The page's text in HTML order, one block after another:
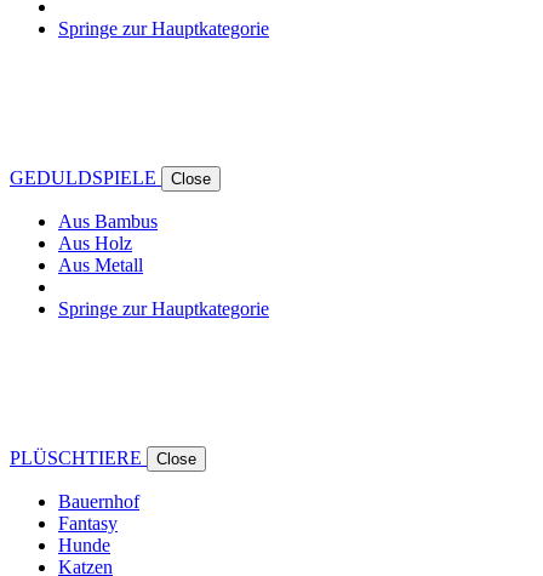
Springe zur Hauptkategorie
GEDULDSPIELE Close
Aus Bambus
Aus Holz
Aus Metall
Springe zur Hauptkategorie
PLÜSCHTIERE Close
Bauernhof
Fantasy
Hunde
Katzen